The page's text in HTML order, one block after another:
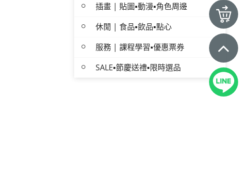
插畫 | 貼圖▪動漫▪角色周邊
休閒 | 食品▪飲品▪點心
服務 | 課程學習▪優惠票券
SALE▪節慶送禮▪限時選品